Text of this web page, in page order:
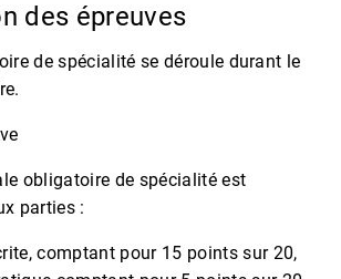
des épreuves
de spécialité se déroule durant le
obligatoire de spécialité est
parties :
comptant pour 15 points sur 20,